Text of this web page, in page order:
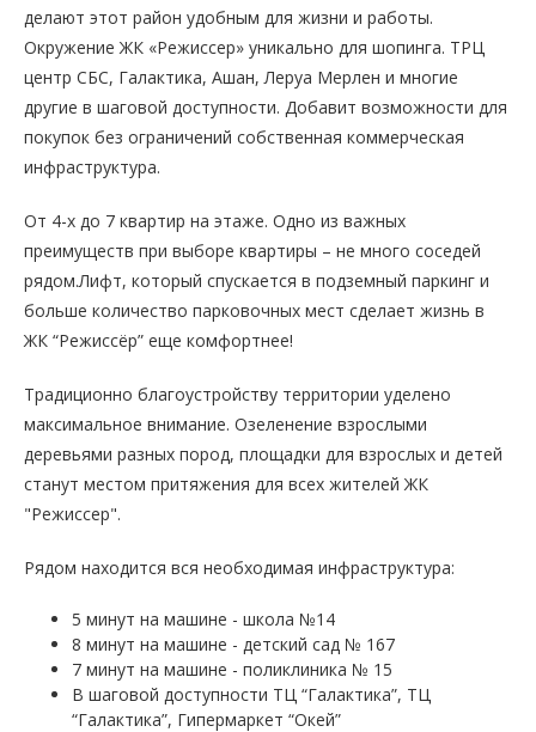
делают этот район удобным для жизни и работы.
Окружение ЖК «Режиссер» уникально для шопинга. ТРЦ
центр СБС, Галактика, Ашан, Леруа Мерлен и многие
другие в шаговой доступности. Добавит возможности для
покупок без ограничений собственная коммерческая
инфраструктура.
От 4-х до 7 квартир на этаже. Одно из важных
преимуществ при выборе квартиры – не много соседей
рядом.Лифт, который спускается в подземный паркинг и
больше количество парковочных мест сделает жизнь в
ЖК “Режиссёр” еще комфортнее!
Традиционно благоустройству территории уделено
максимальное внимание. Озеленение взрослыми
деревьями разных пород, площадки для взрослых и детей
станут местом притяжения для всех жителей ЖК
"Режиссер".
Рядом находится вся необходимая инфраструктура:
5 минут на машине - школа №14
8 минут на машине - детский сад № 167
7 минут на машине - поликлиника № 15
В шаговой доступности ТЦ “Галактика”, ТЦ
“Галактика”, Гипермаркет “Окей”